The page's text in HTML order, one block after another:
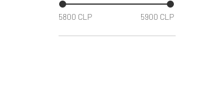
5800 CLP 5900 CLP